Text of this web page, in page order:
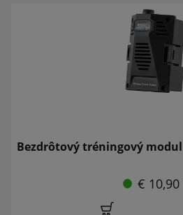
Bezdrôtový tréningový
€